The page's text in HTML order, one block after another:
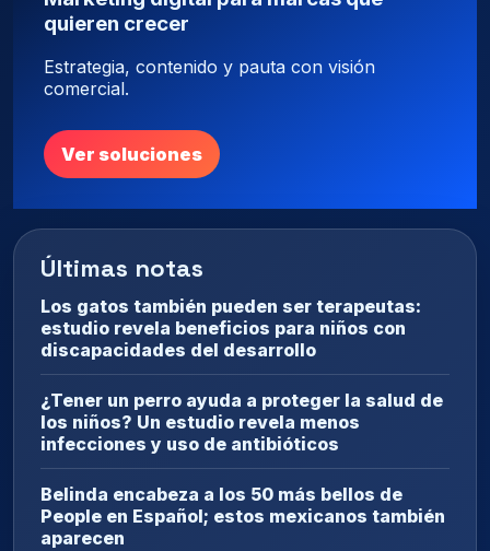
quieren crecer
Estrategia, contenido y pauta con visión
comercial.
Ver soluciones
Últimas notas
Los gatos también pueden ser terapeutas:
estudio revela beneficios para niños con
discapacidades del desarrollo
¿Tener un perro ayuda a proteger la salud de
los niños? Un estudio revela menos
infecciones y uso de antibióticos
Belinda encabeza a los 50 más bellos de
People en Español; estos mexicanos también
aparecen